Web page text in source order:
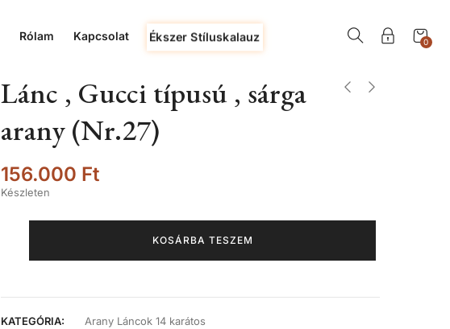
Rólam Kapcsolat Ékszer Stíluskalauz 0
Lánc , Gucci típusú , sárga
arany (Nr.27)
156.000 Ft
Készleten
KOSÁRBA TESZEM
KATEGÓRIA:
Arany Láncok 14 karátos